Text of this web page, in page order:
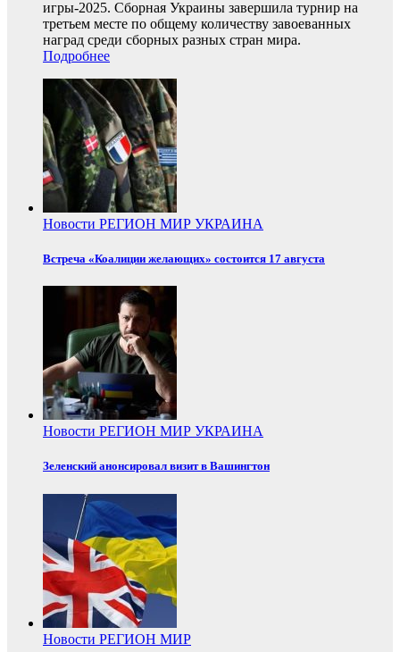
игры-2025. Сборная Украины завершила турнир на
третьем месте по общему количеству завоеванных
наград среди сборных разных стран мира.
Подробнее
Новости РЕГИОН МИР УКРАИНА
Встреча «Коалиции желающих» состоится 17 августа
Новости РЕГИОН МИР УКРАИНА
Зеленский анонсировал визит в Вашингтон
Новости РЕГИОН МИР